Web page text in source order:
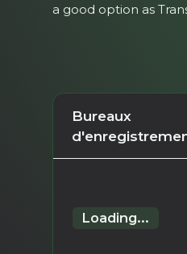
a good option as
Bureaux
Loading...